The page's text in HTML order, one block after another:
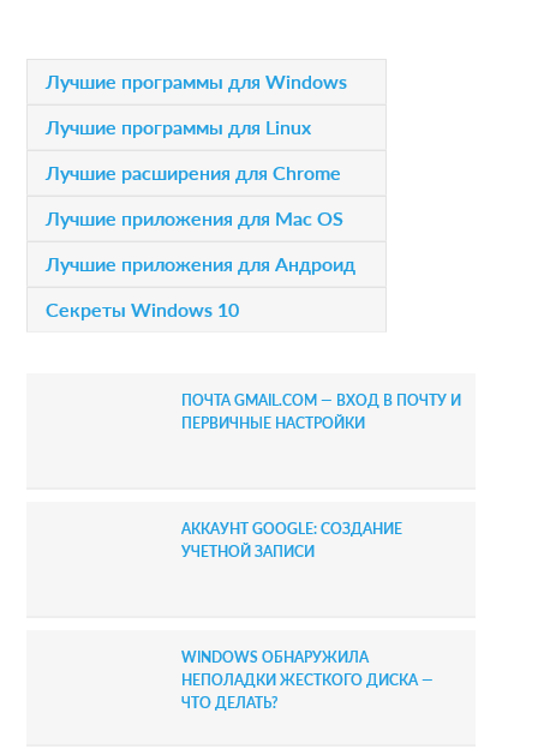
i
o
n
P
m
y
Лучшие программы для Windows
Лучшие программы для Linux
Лучшие расширения для Chrome
Лучшие приложения для Mac OS
Лучшие приложения для Андроид
Секреты Windows 10
ПОЧТА GMAIL.COM — ВХОД В ПОЧТУ И
ПЕРВИЧНЫЕ НАСТРОЙКИ
АККАУНТ GOOGLE: СОЗДАНИЕ
УЧЕТНОЙ ЗАПИСИ
WINDOWS ОБНАРУЖИЛА
НЕПОЛАДКИ ЖЕСТКОГО ДИСКА —
ЧТО ДЕЛАТЬ?